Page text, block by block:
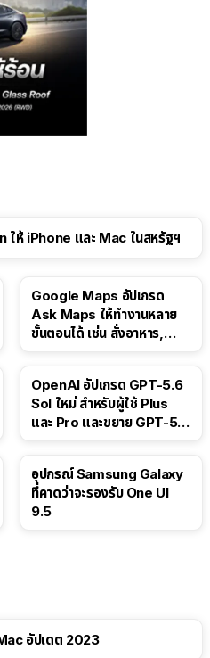
ให้ iPhone และ Mac ในสหรัฐฯ
Google Maps อัปเกรด
Ask Maps ให้ทำงานหลาย
ขั้นตอนได้ เช่น สั่งอาหาร,
OpenAI อัปเกรด GPT-5.6
Sol ใหม่ สำหรับผู้ใช้ Plus
และ Pro และขยาย GPT-5.6
อุปกรณ์ Samsung Galaxy
ที่คาดว่าจะรองรับ One UI
9.5
อัปเดต 2023